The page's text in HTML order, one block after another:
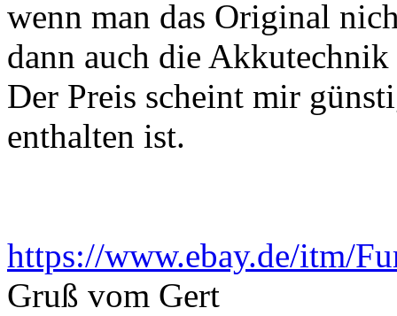
wenn man das Original
dann auch die
Der Preis scheint mir
enthalten ist.
https://www.ebay.de/itm/
Gruß vom Gert